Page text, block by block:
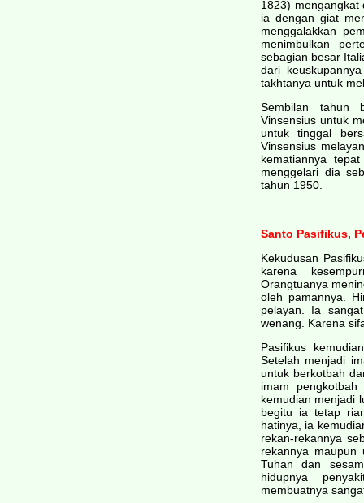
1823) mengangkat
ia dengan giat
menggalakkan
menimbulkan
sebagian besar
dari
takhtanya untuk
Sembilan tahun
Vinsensius untuk
untuk tinggal
Vinsensius
kematiannya
menggelari dia
tahun 1950.
Santo Pasifikus,
Kekudusan
karena
Orangtuanya
oleh pamannya.
pelayan. Ia
wenang. Karena
Pasifikus
Setelah menjadi
untuk berkotbah
imam
kemudian menjadi
begitu ia tetap
hatinya, ia
rekan-rekannya
rekannya
Tuhan dan
hidupnya
membuatnya